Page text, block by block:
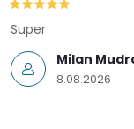
Milan
8.08.2026
Super